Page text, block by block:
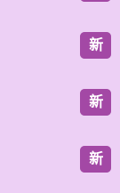
新
新
新